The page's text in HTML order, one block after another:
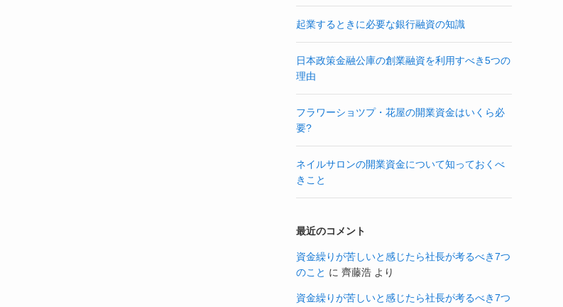
起業するときに必要な銀行融資の知識
日本政策金融公庫の創業融資を利用すべき5つの
理由
フラワーショツプ・花屋の開業資金はいくら必
要?
ネイルサロンの開業資金について知っておくべ
きこと
最近のコメント
資金繰りが苦しいと感じたら社長が考るべき7つ
のこと に 齊藤浩 より
資金繰りが苦しいと感じたら社長が考るべき7つ